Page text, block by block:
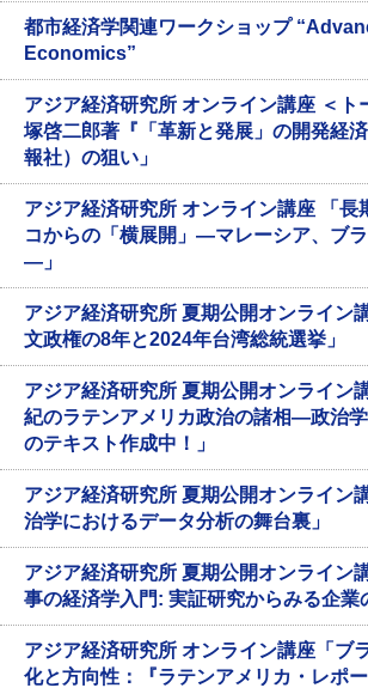
都市経済学関連ワークショップ
Economics”
アジア経済研究所 オンライン講座 ＜ト
塚啓二郎著『「革新と発展」の開発経
報社）の狙い」
アジア経済研究所 オンライン講座 「長
コからの「横展開」―マレーシア、ブ
―」
アジア経済研究所 夏期公開オンライン
文政権の8年と2024年台湾総統選挙」
アジア経済研究所 夏期公開オンライン
紀のラテンアメリカ政治の諸相―政治学
のテキスト作成中！」
アジア経済研究所 夏期公開オンライ
治学におけるデータ分析の舞台裏」
アジア経済研究所 夏期公開オンライ
事の経済学入門: 実証研究からみる企業
アジア経済研究所 オンライン講座「ブ
化と方向性：『ラテンアメリカ・レポ